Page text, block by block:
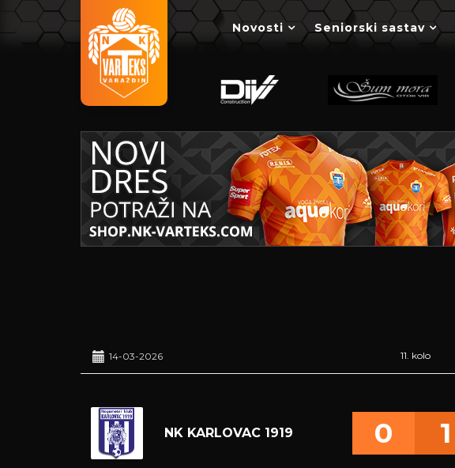
Novosti Seniorski sastav
14-03-2026 11. kolo
NK KARLOVAC 1919 0 1